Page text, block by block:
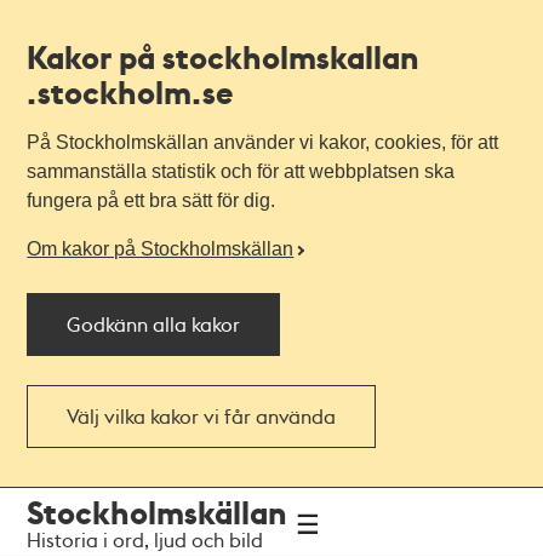
Kakor på stockholmskallan
.stockholm.se
På Stockholmskällan använder vi kakor, cookies, för att
sammanställa statistik och för att webbplatsen ska
fungera på ett bra sätt för dig.
Om kakor på Stockholmskällan
Godkänn alla kakor
Välj vilka kakor vi får använda
navigationen
huvudinnehållet
Stockholmskällan
Historia i ord, ljud och bild